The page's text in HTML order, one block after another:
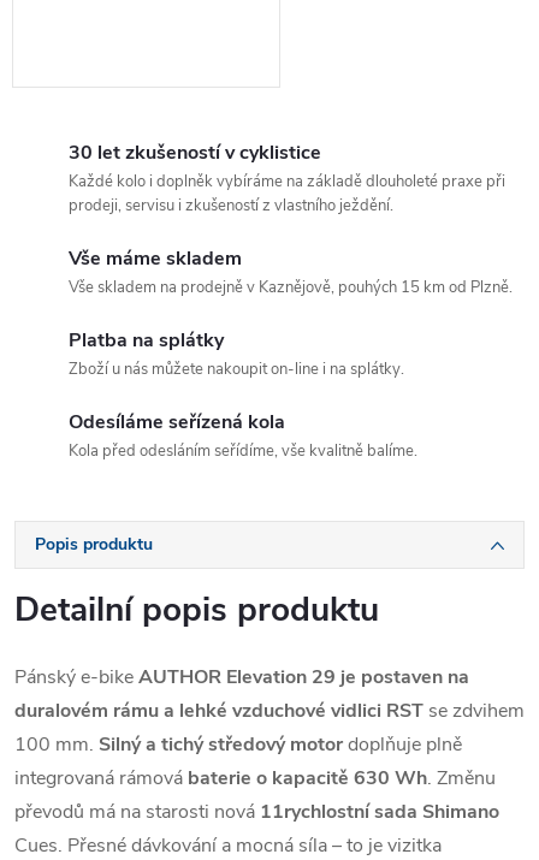
30 let zkušeností v cyklistice
Každé kolo i doplněk vybíráme na základě dlouholeté praxe při
prodeji, servisu i zkušeností z vlastního ježdění.
Vše máme skladem
Vše skladem na prodejně v Kaznějově, pouhých 15 km od Plzně.
Platba na splátky
Zboží u nás můžete nakoupit on-line i na splátky.
Odesíláme seřízená kola
Kola před odesláním seřídíme, vše kvalitně balíme.
Popis produktu
Detailní popis produktu
Pánský e-bikeAUTHOR Elevation 29 je postaven na
duralovém rámu a lehké vzduchové vidlici RST se zdvihem
100 mm. Silný a tichý středový motordoplňuje plně
integrovaná rámová baterie o kapacitě 630 Wh. Změnu
převodů má na starosti nová 11rychlostní sada Shimano
Cues. Přesné dávkování a mocná síla – to je vizitka